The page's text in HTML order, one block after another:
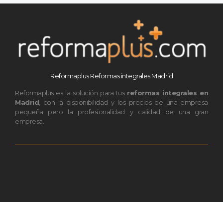
Reformaplus Reformas integrales Madrid
Reformaplus es la solución para tus reformas integrales en
Madrid , con la disponibilidad y los precios de una empresa
pequeña pero la profesionalidad y calidad de una gran
empresa.